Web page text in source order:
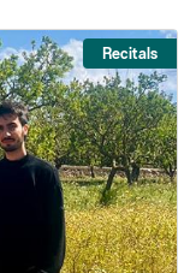
Recitals